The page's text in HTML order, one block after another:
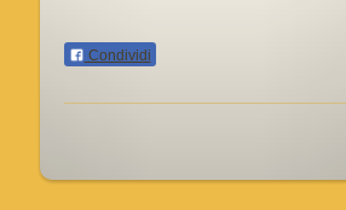
Condividi